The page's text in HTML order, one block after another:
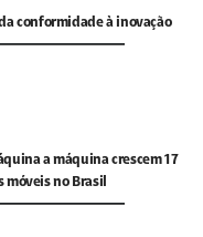
conformidade à inovação
a máquina crescem 17
móveis no Brasil